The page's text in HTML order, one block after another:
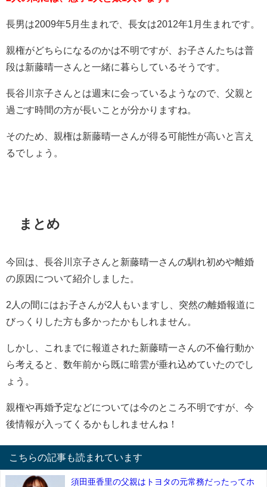
長男は2009年5 月生まれで、長女は2012年1 月生まれです。
親権がどちらになるのかは不明ですが、お子さんたちは普
段は新藤晴一さんと一緒に暮らしているそうです。
長谷川京子さんとは週末に会っているようなので、父親と
過ごす時間の方が長いことが分かりますね。
そのため、親権は新藤晴一さんが得る可能性が高いと言え
るでしょう。
まとめ
今回は、長谷川京子さんと新藤晴一さんの馴れ初めや離婚
の原因について紹介しました。
2 人の間にはお子さんが2 人もいますし、突然の離婚報道に
びっくりした方も多かったかもしれません。
しかし、これまでに報道された新藤晴一さんの不倫行動か
ら考えると、数年前から既に暗雲が垂れ込めていたのでし
ょう。
親権や再婚予定などについては今のところ不明ですが、今
後情報が入ってくるかもしれませんね！
こちらの記事も読まれています
須田亜香里の父親はトヨタの元常務だったってホ